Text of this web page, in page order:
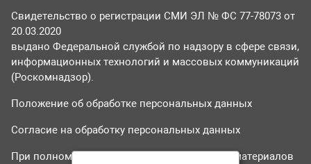
Свидетельство о регистрации СМИ ЭЛ № ФС 77-78073 от
20.03.2020
выдано Федеральной службой по надзору в сфере связи,
информационных технологий и массовых коммуникаций
(Роскомнадзор).
Положение об обработке персональных данных
Согласие на обработку персональных данных
При полном или частичном использовании материалов